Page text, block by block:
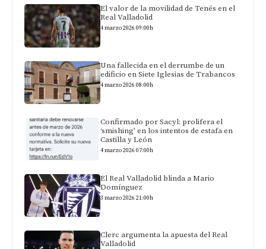
El valor de la movilidad de Tenés en el
Real Valladolid
4 marzo 2026 09:00h
Una fallecida en el derrumbe de un
edificio en Siete Iglesias de Trabancos
4 marzo 2026 08:00h
Confirmado por Sacyl: prolifera el
‘smishing’ en los intentos de estafa en
Castilla y León
4 marzo 2026 07:00h
El Real Valladolid blinda a Mario
Domínguez
3 marzo 2026 21:00h
Clerc argumenta la apuesta del Real
Valladolid